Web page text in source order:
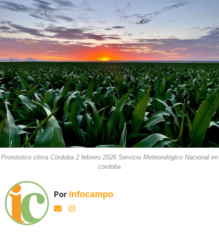
Pronóstico clima Córdoba 2 febrero 2026 Servicio Meteorológico Nacional en
cordoba
Por Infocampo